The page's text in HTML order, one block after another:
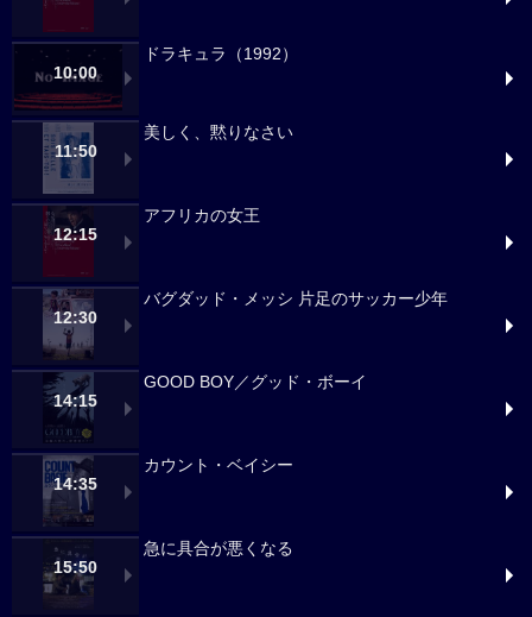
10:00
ドラキュラ（1992）
11:50
美しく、黙りなさい
12:15
アフリカの女王
12:30
バグダッド・メッシ 片足のサッカー少年
14:15
GOOD BOY／グッド・ボーイ
14:35
カウント・ベイシー
15:50
急に具合が悪くなる